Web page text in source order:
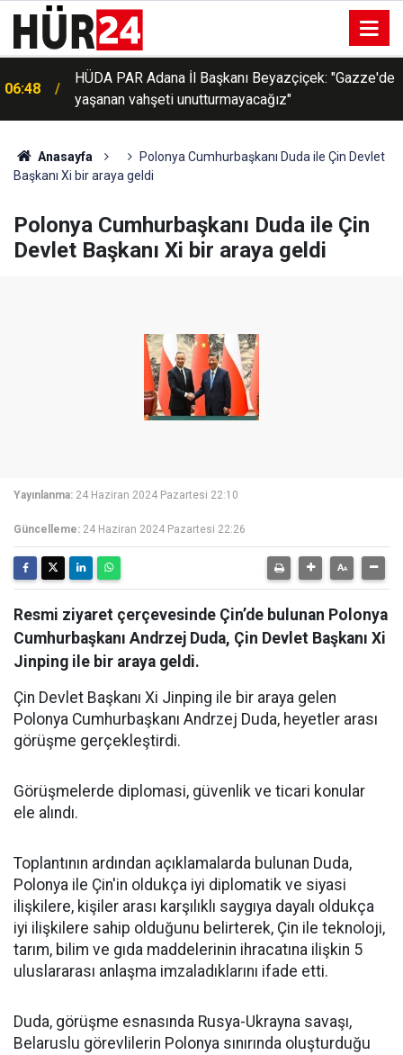
06:48
HÜDA PAR Adana İl Başkanı Beyazçiçek: "Gazze'de
yaşanan vahşeti unutturmayacağız"
06:32
Filistin Konvoyu'na destek veren vatandaşlar:
Anasayfa
Polonya Cumhurbaşkanı Duda ile Çin Devlet
Başkanı Xi bir araya geldi
Polonya Cumhurbaşkanı Duda ile Çin
Devlet Başkanı Xi bir araya geldi
Yayınlanma: 24 Haziran 2024 Pazartesi 22:10
Güncelleme: 24 Haziran 2024 Pazartesi 22:26
Resmi ziyaret çerçevesinde Çin’de bulunan Polonya
Cumhurbaşkanı Andrzej Duda, Çin Devlet Başkanı Xi
Jinping ile bir araya geldi.
Çin Devlet Başkanı Xi Jinping ile bir araya gelen
Polonya Cumhurbaşkanı Andrzej Duda, heyetler arası
görüşme gerçekleştirdi.
Görüşmelerde diplomasi, güvenlik ve ticari konular
ele alındı.
Toplantının ardından açıklamalarda bulunan Duda,
Polonya ile Çin'in oldukça iyi diplomatik ve siyasi
ilişkilere, kişiler arası karşılıklı saygıya dayalı oldukça
iyi ilişkilere sahip olduğunu belirterek, Çin ile teknoloji,
tarım, bilim ve gıda maddelerinin ihracatına ilişkin 5
uluslararası anlaşma imzaladıklarını ifade etti.
Duda, görüşme esnasında Rusya-Ukrayna savaşı,
Belaruslu görevlilerin Polonya sınırında oluşturduğu